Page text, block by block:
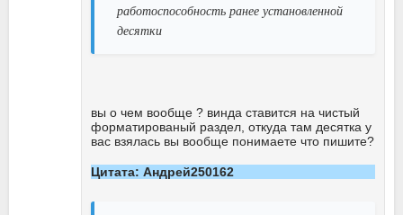
работоспособность ранее установленной
десятки
вы о чем вообще ? винда ставится на чистый
форматированый раздел, откуда там десятка у
вас взялась вы вообще понимаете что пишите?
Цитата: Андрей250162